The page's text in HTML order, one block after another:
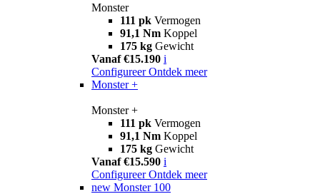
Monster
111 pk Vermogen
91,1 Nm Koppel
175 kg Gewicht
Vanaf €15.190 i
Configureer Ontdek meer
Monster +
Monster +
111 pk Vermogen
91,1 Nm Koppel
175 kg Gewicht
Vanaf €15.590 i
Configureer Ontdek meer
new Monster 100